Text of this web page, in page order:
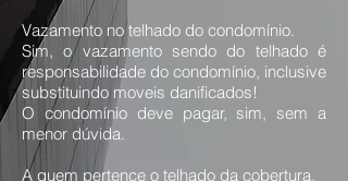
Vazamento no telhado do condomínio.
Sim, o vazamento sendo do telhado é
responsabilidade do condomínio, inclusive
substituindo moveis danificados!
O condomínio deve pagar, sim, sem a
menor dúvida.
A quem pertence o telhado da cobertura.